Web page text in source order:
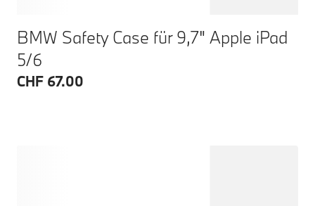
BMW Safety Case für 9,7" Apple iPad
5/6
CHF 67.00